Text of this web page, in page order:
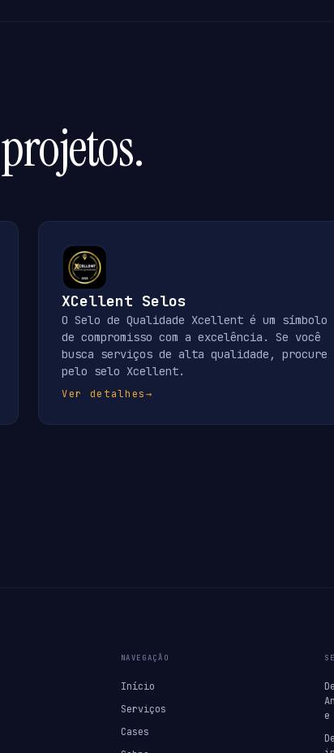
XCellent Selos
O Selo de Qualidade Xcellent é um símbolo
de compromisso com a excelência. Se você
busca serviços de alta qualidade, procure
pelo selo Xcellent.
Ver detalhes→
NAVEGAÇÃO
Início
Serviços
Cases
e